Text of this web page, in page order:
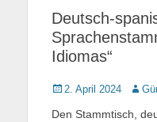
Deutsch-
Idiomas“
Gepostet
2. April 2024 Autor
Den Stammtisch,